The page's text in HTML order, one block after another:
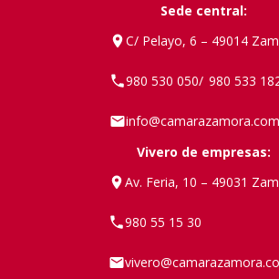
Sede central:
C/ Pelayo, 6 – 49014
980 530 050/ 980 533
info@camarazamora.com
Vivero de empresas:
Av. Feria, 10 – 49031
980 55 15 30